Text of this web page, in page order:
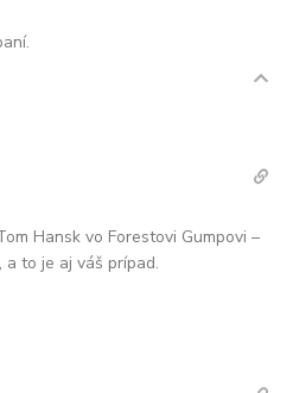
Hansk vo Forestovi Gumpovi –
a to je aj váš prípad.